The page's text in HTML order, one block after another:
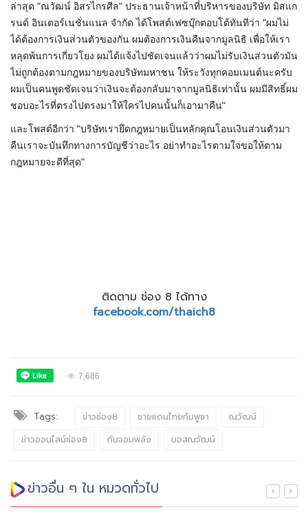
ล่าสุด "ณวัฒน์ อิสรไกรศีล" ประธานเจ้าหน้าที่บริหารของบริษัท มิสแก
รนด์ อินเตอร์เนชั่นแนล จำกัด ได้โพสต์เฟซบุ๊กตอบโต้ทันทีว่า "ผมไม่
ได้ต้องการเงินส่วนตัวของกัน ผมต้องการเงินคืนจากมูลนิธิ เพื่อให้เรา
หลุดพ้นการเกี่ยวโยง ผมได้แจ้งไปชัดเจนแล้วว่าผมไม่รับเงินส่วนตัวมัน
ไม่ถูกต้องตามกฎหมายของบริษัทมหาชน ให้ระวังทุกคอมเมนต์นะครับ
ผมเป็นคนพูดชัดเจนว่าเงินจะต้องกลับมาจากมูลนิธิเท่านั้น ผมมีสิทธิ์ผม
ชอบอะไรที่ตรงไปตรงมาให้ใครไปคนนั้นก็เอามาคืน"
และโพสต์อีกว่า "บริษัทเรายึดกฎหมายเป็นหลักคุณโอนเงินส่วนตัวมา
คืนเราจะบันทึกทางการบัญชีว่าอะไร อย่าทำอะไรตามใจขอให้ตาม
กฎหมายจะดีที่สุด"
ติดตาม ช่อง 8 ได้ทาง
facebook.com/thaich8
7,686
Tags: ข่าวช่อง8 ชายแดนไทยกัมพูชา
ณวัฒน์
ข่าวออนไลน์ช่อง8
กันจอมพลัง บอสณวัฒน์
ข่าวอื่น ๆ ใน หมวดทั่วไป